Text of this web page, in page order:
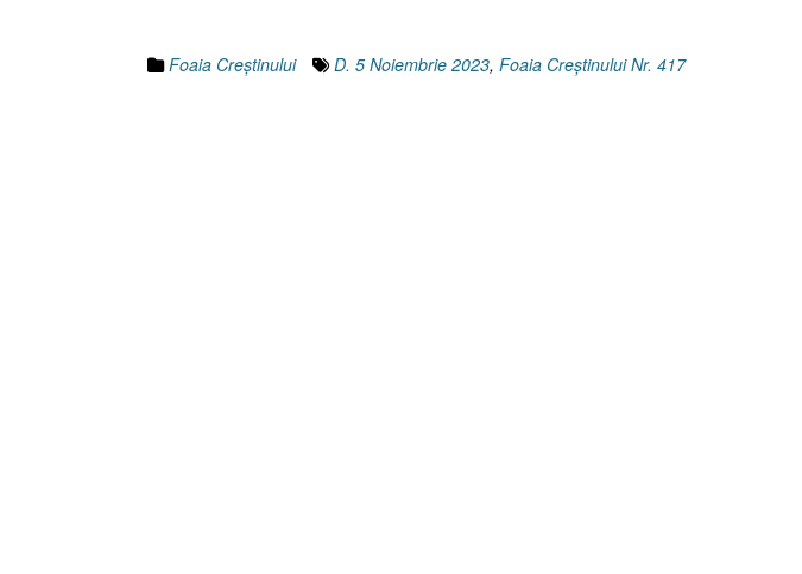
Foaia Creştinului D. 5 Noiembrie 2023, Foaia Creştinului Nr. 417